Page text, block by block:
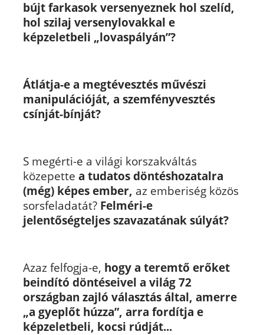
bújt farkasok versenyeznek hol szelíd,
hol szilaj versenylovakkal e
képzeletbeli „lovaspályán”?
Átlátja-e a megtévesztés művészi
manipulációját, a szemfényvesztés
csínját-bínját?
S megérti-e a világi korszakváltás
közepette a tudatos döntéshozatalra
(még) képes ember, az emberiség közös
sorsfeladatát? Felméri-e
jelentőségteljes szavazatának súlyát?
Azaz felfogja-e, hogy a teremtő erőket
beindító döntéseivel a világ 72
országban zajló választás által, amerre
„a gyeplőt húzza”, arra fordítja e
képzeletbeli, kocsi rúdját...